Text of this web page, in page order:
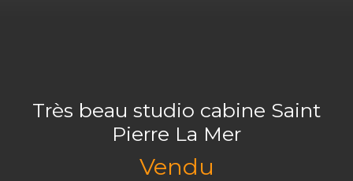
Très beau studio cabine Saint
Pierre La Mer
Vendu